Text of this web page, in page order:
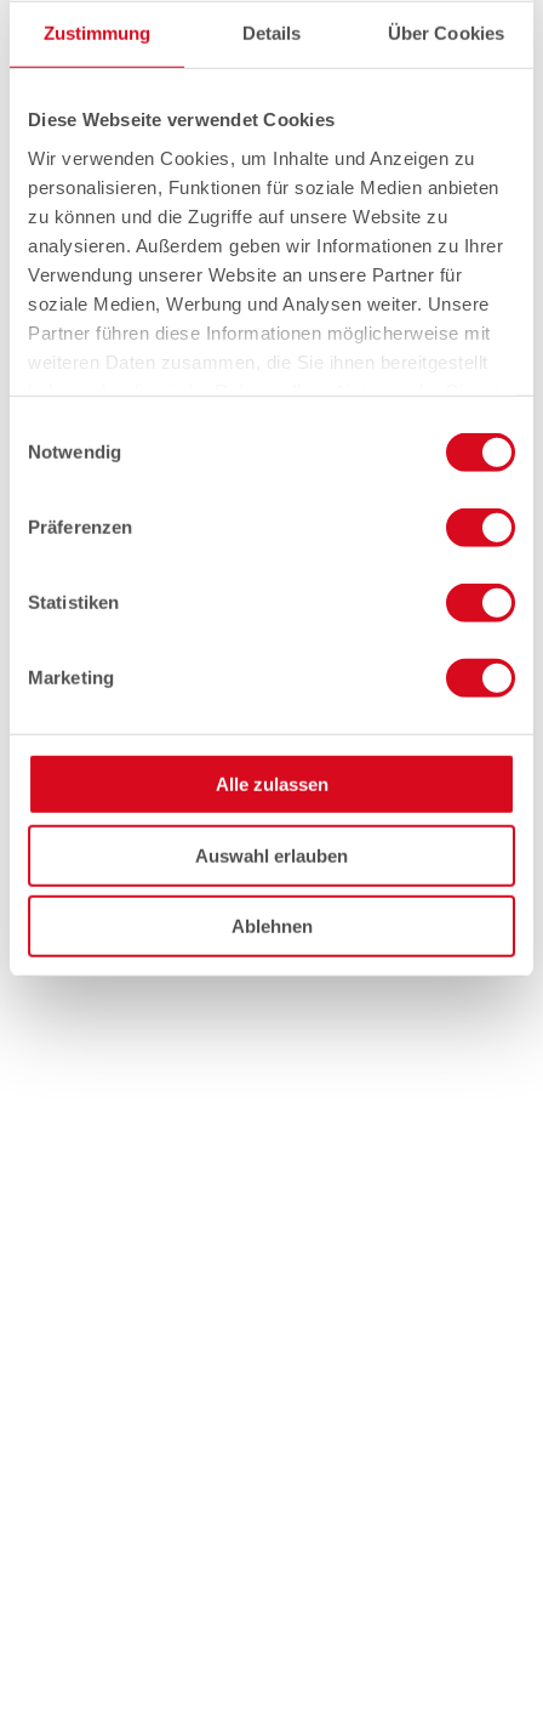
Zustimmung Details Über Cookies
Diese Webseite verwendet Cookies
Wir verwenden Cookies, um Inhalte und Anzeigen zu
personalisieren, Funktionen für soziale Medien anbieten
zu können und die Zugriffe auf unsere Website zu
analysieren. Außerdem geben wir Informationen zu Ihrer
Verwendung unserer Website an unsere Partner für
soziale Medien, Werbung und Analysen weiter. Unsere
Partner führen diese Informationen möglicherweise mit
weiteren Daten zusammen, die Sie ihnen bereitgestellt
Notwendig
Präferenzen
Statistiken
Marketing
Alle zulassen
Auswahl erlauben
Ablehnen